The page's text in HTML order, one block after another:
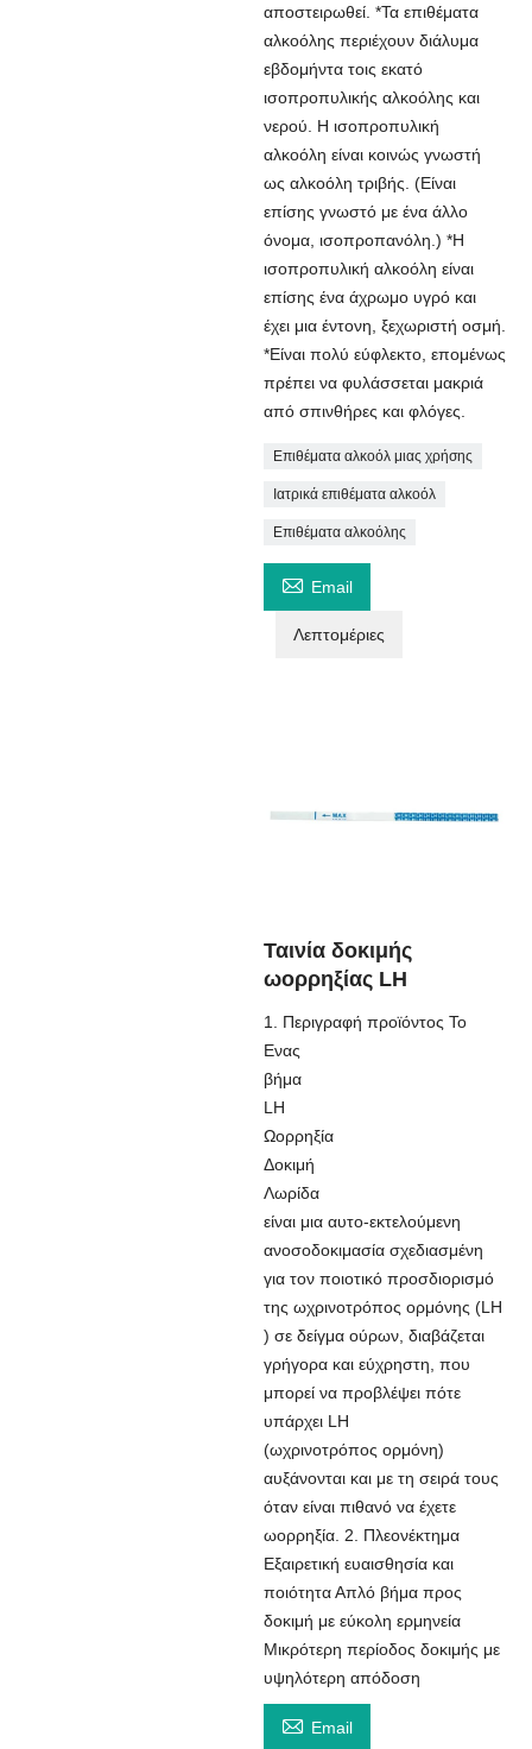
αποστειρωθεί. *Τα επιθέματα
αλκοόλης περιέχουν διάλυμα
εβδομήντα τοις εκατό
ισοπροπυλικής αλκοόλης και
νερού. Η ισοπροπυλική
αλκοόλη είναι κοινώς γνωστή
ως αλκοόλη τριβής. (Είναι
επίσης γνωστό με ένα άλλο
όνομα, ισοπροπανόλη.) *Η
ισοπροπυλική αλκοόλη είναι
επίσης ένα άχρωμο υγρό και
έχει μια έντονη, ξεχωριστή οσμή.
*Είναι πολύ εύφλεκτο, επομένως
πρέπει να φυλάσσεται μακριά
από σπινθήρες και φλόγες.
Επιθέματα αλκοόλ μιας χρήσης
Ιατρικά επιθέματα αλκοόλ
Επιθέματα αλκοόλης
 Email
Λεπτομέριες
Ταινία δοκιμής
ωορρηξίας LH
1. Περιγραφή προϊόντος Το
Ενας
βήμα
LH
Ωορρηξία
Δοκιμή
Λωρίδα
είναι μια αυτο-εκτελούμενη
ανοσοδοκιμασία σχεδιασμένη
για τον ποιοτικό προσδιορισμό
της ωχρινοτρόπος ορμόνης (LH
) σε δείγμα ούρων, διαβάζεται
γρήγορα και εύχρηστη, που
μπορεί να προβλέψει πότε
υπάρχει LH
(ωχρινοτρόπος ορμόνη)
αυξάνονται και με τη σειρά τους
όταν είναι πιθανό να έχετε
ωορρηξία. 2. Πλεονέκτημα
Εξαιρετική ευαισθησία και
ποιότητα Απλό βήμα προς
δοκιμή με εύκολη ερμηνεία
Μικρότερη περίοδος δοκιμής με
υψηλότερη απόδοση
 Email